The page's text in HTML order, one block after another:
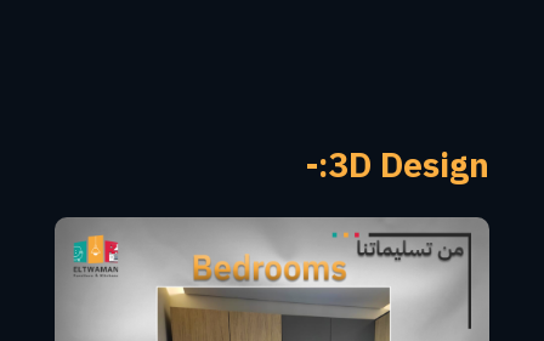
3D Design:-